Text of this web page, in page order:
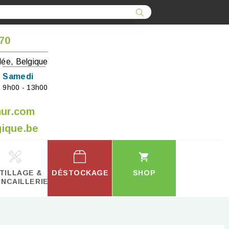
Belgique
Samedi
9h00 - 13h00
&
DÉSTOCKAGE SHOP